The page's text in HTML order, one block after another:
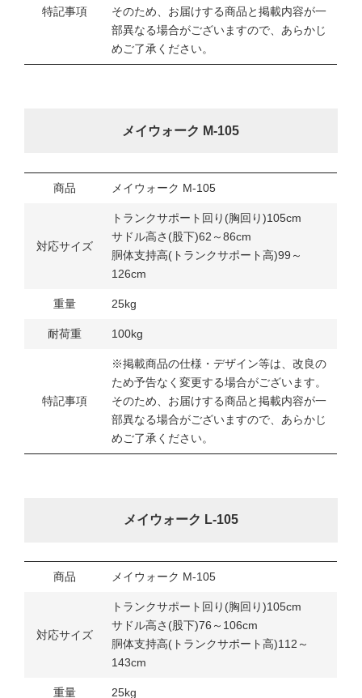
特記事項
そのため、お届けする商品と掲載内容が一
部異なる場合がございますので、あらかじ
めご了承ください。
メイウォーク M-105
商品 メイウォーク M-105
対応サイズ
トランクサポート回り(胸回り)105cm
サドル高さ(股下)62～86cm
胴体支持高(トランクサポート高)99～
126cm
重量 25kg
耐荷重 100kg
特記事項
※掲載商品の仕様・デザイン等は、改良の
ため予告なく変更する場合がございます。
そのため、お届けする商品と掲載内容が一
部異なる場合がございますので、あらかじ
めご了承ください。
メイウォーク L-105
商品 メイウォーク M-105
対応サイズ
トランクサポート回り(胸回り)105cm
サドル高さ(股下)76～106cm
胴体支持高(トランクサポート高)112～
143cm
重量 25kg